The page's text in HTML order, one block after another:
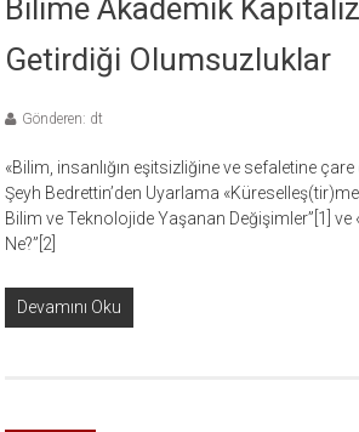
Bilime Akademik
Getirdiği Olumsuzluklar
Gönderen: dt
«Bilim, insanlığın eşitsizliğine ve sefaletine
Şeyh Bedrettin’den Uyarlama
Bilim ve Teknolojide Yaşanan Değişimler”[1]
Ne?”[2]
Devamını Oku